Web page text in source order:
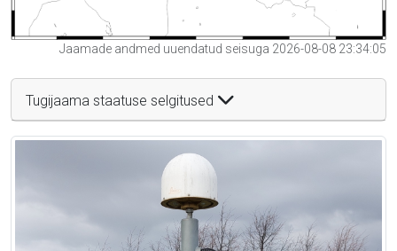
Jaamade andmed uuendatud seisuga 2026-08-08 23:34:05
Tugijaama staatuse selgitused